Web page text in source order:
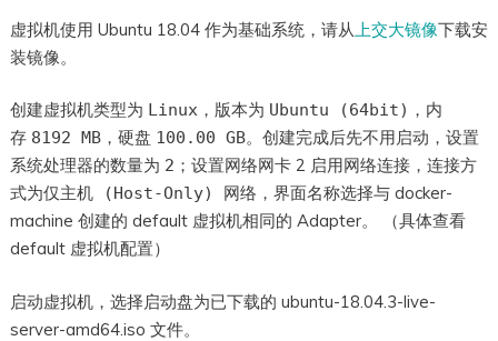
虚拟机使用 Ubuntu 18.04 作为基础系统，请从 上交大镜像下载安
装镜像。
创建虚拟机类型为 Linux，版本为 Ubuntu (64bit) ，内
存 8192 MB，硬盘 100.00 GB。创建完成后先不用启动，设置
系统处理器的数量为 2 ；设置网络网卡 2 启用网络连接，连接方
式为仅主机 (Host-Only) 网络 ，界面名称选择与 docker-
machine 创建的 default 虚拟机相同的 Adapter。 （具体查看
default 虚拟机配置）
启动虚拟机，选择启动盘为已下载的 ubuntu-18.04.3-live-
server-amd64.iso 文件。